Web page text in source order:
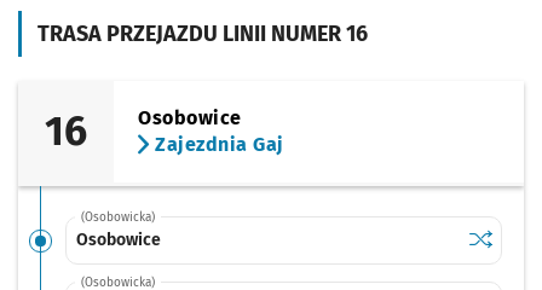
TRASA PRZEJAZDU LINII NUMER 16
16
Osobowice
Zajezdnia Gaj
(Osobowicka)
Osobowice Sprawdź
(Osobowicka)